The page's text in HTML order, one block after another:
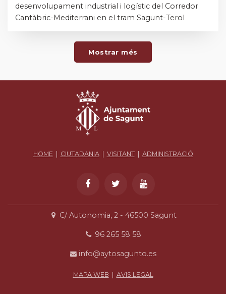
desenvolupament industrial i logístic del Corredor
Cantàbric-Mediterrani en el tram Sagunt-Terol
Mostrar més
HOME CIUTADANIA| VISITANT| ADMINISTRACIÓ
C/ Autonomia, 2 - 46500 Sagunt
96 265 58 58
info@aytosagunto.es
MAPA WEB AVIS LEGAL